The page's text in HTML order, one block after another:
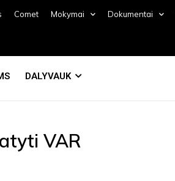
Comet Mokymai Dokumentai
DALYVAUK
VAR